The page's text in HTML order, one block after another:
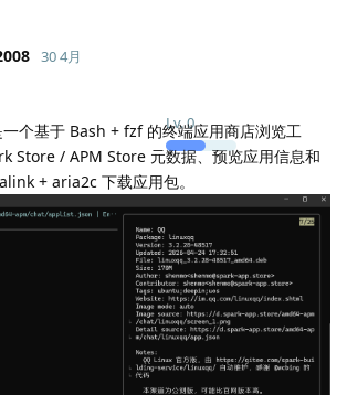
Lv.0
30 4月
个基于 Bash + fzf 的终端应用商店浏览工
Store / APM Store 元数据、预览应用信息和
+ aria2c 下载应用包。